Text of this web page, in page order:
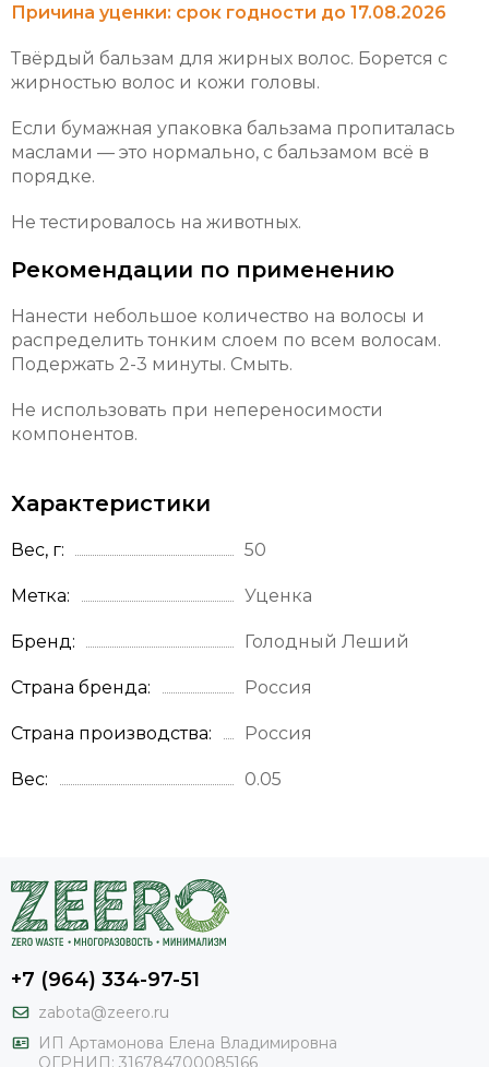
Причина уценки: срок годности до 17.08.2026
Твёрдый бальзам для жирных волос. Борется с
жирностью волос и кожи головы.
Если бумажная упаковка бальзама пропиталась
маслами — это нормально, с бальзамом всё в
порядке.
Не тестировалось на животных.
Рекомендации по применению
Нанести небольшое количество на волосы и
распределить тонким слоем по всем волосам.
Подержать 2-3 минуты. Смыть.
Не использовать при непереносимости
компонентов.
Характеристики
Вес, г 50
Метка Уценка
Бренд Голодный Леший
Страна бренда Россия
Страна производства Россия
Вес 0.05
+7 (964) 334-97-51
zabota@zeero.ru
И П Артамонова Елена Владимировна
ОГРНИП: 316784700085166